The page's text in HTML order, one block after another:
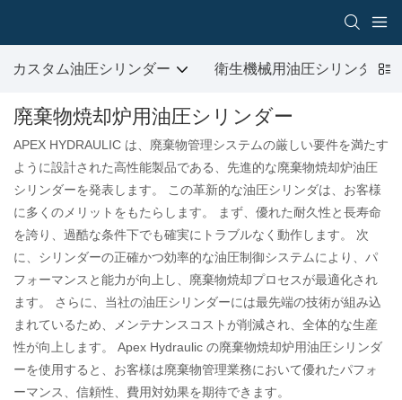
カスタム油圧シリンダー 衛生機械用油圧シリンダ
廃棄物焼却炉用油圧シリンダー
APEX HYDRAULIC は、廃棄物管理システムの厳しい要件を満たす
ように設計された高性能製品である、先進的な廃棄物焼却炉油圧
シリンダーを発表します。 この革新的な油圧シリンダは、お客様
に多くのメリットをもたらします。 まず、優れた耐久性と長寿命
を誇り、過酷な条件下でも確実にトラブルなく動作します。 次
に、シリンダーの正確かつ効率的な油圧制御システムにより、パ
フォーマンスと能力が向上し、廃棄物焼却プロセスが最適化され
ます。 さらに、当社の油圧シリンダーには最先端の技術が組み込
まれているため、メンテナンスコストが削減され、全体的な生産
性が向上します。 Apex Hydraulic の廃棄物焼却炉用油圧シリンダ
ーを使用すると、お客様は廃棄物管理業務において優れたパフォ
ーマンス、信頼性、費用対効果を期待できます。